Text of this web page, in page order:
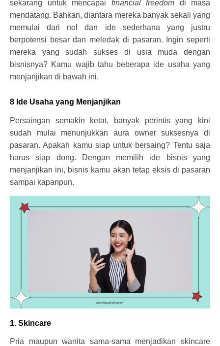
sekarang untuk mencapai financial freedom di masa
mendatang. Bahkan, diantara mereka banyak sekali yang
memulai dari nol dan ide sederhana yang justru
berpotensi besar dan meledak di pasaran. Ingin seperti
mereka yang sudah sukses di usia muda dengan
bisnisnya? Kamu wajib tahu beberapa ide usaha yang
menjanjikan di bawah ini.
8 Ide Usaha yang Menjanjikan
Persaingan semakin ketat, banyak perintis yang kini
sudah mulai menunjukkan aura owner suksesnya di
pasaran. Apakah kamu siap untuk bersaing? Tentu saja
harus siap dong. Dengan memilih ide bisnis yang
menjanjikan ini, bisnis kamu akan tetap eksis di pasaran
sampai kapanpun.
1. Skincare
Pria maupun wanita sama-sama menjadikan skincare